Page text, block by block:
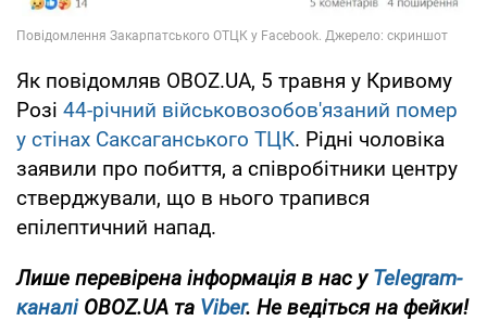
Як повідомляв OBOZ.UA, 5 травня у Кривому
Розі 44-річний військовозобов'язаний помер
у стінах Саксаганського ТЦК. Рідні чоловіка
заявили про побиття, а співробітники центру
стверджували, що в нього трапився
епілептичний напад.
Лише перевірена інформація в нас уTelegram-
каналіOBOZ.UA та Viber. Не ведіться на фейки!